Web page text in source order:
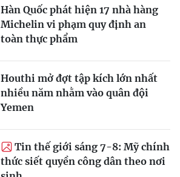
Hàn Quốc phát hiện 17 nhà hàng
Michelin vi phạm quy định an
toàn thực phẩm
Houthi mở đợt tập kích lớn nhất
nhiều năm nhằm vào quân đội
Yemen
Tin thế giới sáng 7-8: Mỹ chính
thức siết quyền công dân theo nơi